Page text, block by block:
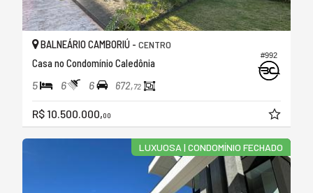
#992
BALNEÁRIO CAMBORIÚ - CENTRO
Casa no Condomínio Caledônia
5 6 6 672,72
R$ 10.500.000,00
LUXUOSA | CONDOMÍNIO FECHADO